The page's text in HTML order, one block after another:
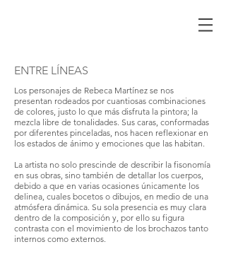
ENTRE LÍNEAS
Los personajes de Rebeca Martínez se nos
presentan rodeados por cuantiosas combinaciones
de colores, justo lo que más disfruta la pintora; la
mezcla libre de tonalidades. Sus caras, conformadas
por diferentes pinceladas, nos hacen reflexionar en
los estados de ánimo y emociones que las habitan.
La artista no solo prescinde de describir la fisonomía
en sus obras, sino también de detallar los cuerpos,
debido a que en varias ocasiones únicamente los
delinea, cuales bocetos o dibujos, en medio de una
atmósfera dinámica. Su sola presencia es muy clara
dentro de la composición y, por ello su figura
contrasta con el movimiento de los brochazos tanto
internos como externos.